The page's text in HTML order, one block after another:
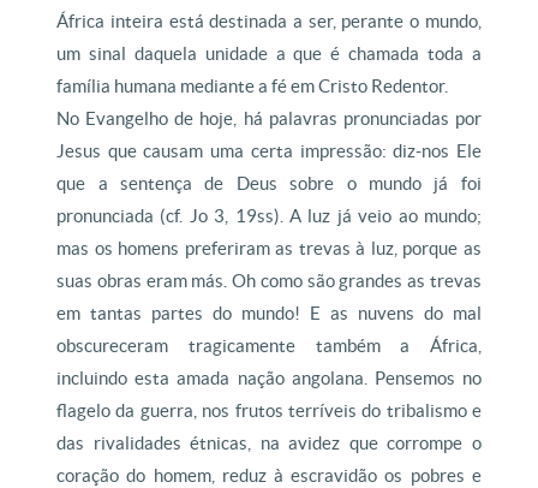
África inteira está destinada a ser, perante o mundo,
um sinal daquela unidade a que é chamada toda a
família humana mediante a fé em Cristo Redentor.
No Evangelho de hoje, há palavras pronunciadas por
Jesus que causam uma certa impressão: diz-nos Ele
que a sentença de Deus sobre o mundo já foi
pronunciada (cf. Jo 3, 19ss). A luz já veio ao mundo;
mas os homens preferiram as trevas à luz, porque as
suas obras eram más. Oh como são grandes as trevas
em tantas partes do mundo! E as nuvens do mal
obscureceram tragicamente também a África,
incluindo esta amada nação angolana. Pensemos no
flagelo da guerra, nos frutos terríveis do tribalismo e
das rivalidades étnicas, na avidez que corrompe o
coração do homem, reduz à escravidão os pobres e